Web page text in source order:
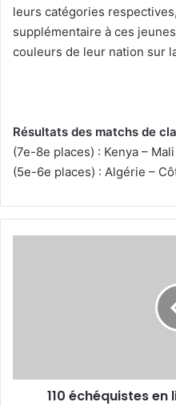
leurs catégories
supplémentaire à ces
couleurs de leur nation sur
Résultats des matchs de
(7e-8e places) : Kenya –
(5e-6e places) : Algérie –
110 échéquistes